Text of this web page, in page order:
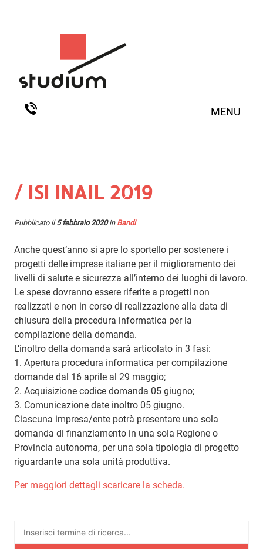
MENU
/ ISI INAIL 2019
Pubblicato il5 febbraio 2020in Bandi
Anche quest’anno si apre lo sportello per sostenere i
progetti delle imprese italiane per il miglioramento dei
livelli di salute e sicurezza all’interno dei luoghi di lavoro.
Le spese dovranno essere riferite a progetti non
realizzati e non in corso di realizzazione alla data di
chiusura della procedura informatica per la
compilazione della domanda.
L’inoltro della domanda sarà articolato in 3 fasi:
1. Apertura procedura informatica per compilazione
domande dal 16 aprile al 29 maggio;
2. Acquisizione codice domanda 05 giugno;
3. Comunicazione date inoltro 05 giugno.
Ciascuna impresa/ente potrà presentare una sola
domanda di finanziamento in una sola Regione o
Provincia autonoma, per una sola tipologia di progetto
riguardante una sola unità produttiva.
Per maggiori dettagli scaricare la scheda.
Ricerca